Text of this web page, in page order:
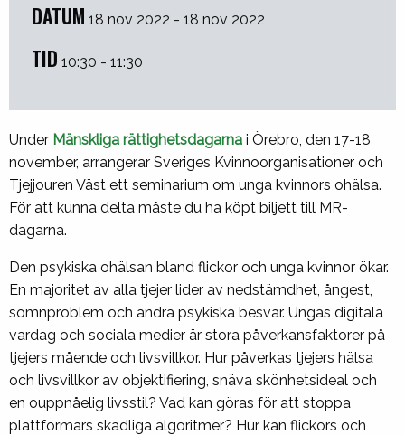
DATUM 18 nov 2022 - 18 nov 2022
TID 10:30 - 11:30
Under Mänskliga rättighetsdagarna i Örebro, den 17-18
november, arrangerar Sveriges Kvinnoorganisationer och
Tjejjouren Väst ett seminarium om unga kvinnors ohälsa.
För att kunna delta måste du ha köpt biljett till MR-
dagarna.
Den psykiska ohälsan bland flickor och unga kvinnor ökar.
En majoritet av alla tjejer lider av nedstämdhet, ångest,
sömnproblem och andra psykiska besvär. Ungas digitala
vardag och sociala medier är stora påverkansfaktorer på
tjejers mående och livsvillkor. Hur påverkas tjejers hälsa
och livsvillkor av objektifiering, snäva skönhetsideal och
en ouppnåelig livsstil? Vad kan göras för att stoppa
plattformars skadliga algoritmer? Hur kan flickors och